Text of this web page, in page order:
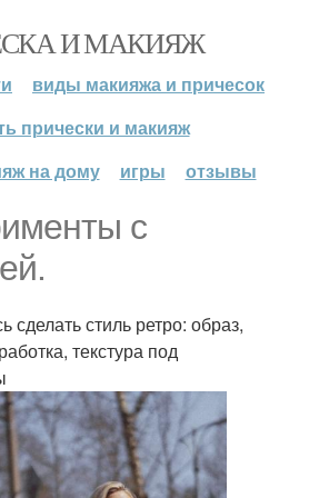
И МАКИЯЖ
виды макияжа и причесок
прически и макияж
на дому
игры отзывы
с
сделать стиль ретро: образ,
текстура под